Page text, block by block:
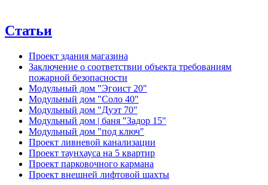
Статьи
Проект здания магазина
Заключение о соответствии объекта требованиям
пожарной безопасности
Модульный дом "Эгоист 20"
Модульный дом "Соло 40"
Модульный дом "Дуэт 70"
Модульный дом | баня "Задор 15"
Модульный дом "под ключ"
Проект ливневой канализации
Проект таунхауса на 5 квартир
Проект парковочного кармана
Проект внешней лифтовой шахты